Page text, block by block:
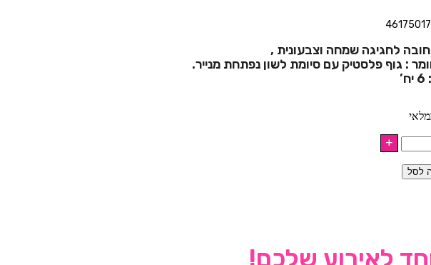
לחגיגה שמחה וצבעונית ,
: גוף פלסטיק עם סיומת לשון נפתחת מנייר.
לסל
לאירוע שלכם!